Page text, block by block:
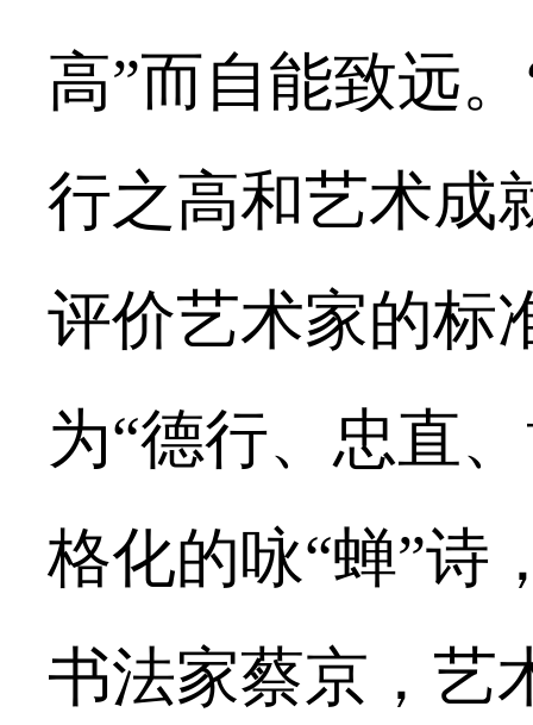
高”而自能致远
行之高和艺术成
评价艺术家的标
为“德行、忠直
格化的咏“蝉”诗
书法家蔡京，艺